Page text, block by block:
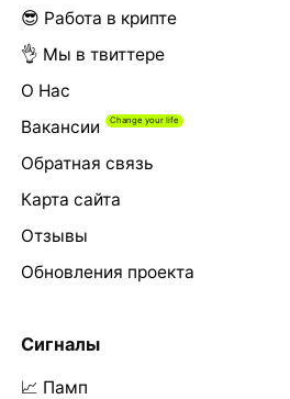
😎 Работа в крипте
👌 Мы в твиттере
О Нас
Вакансии
Обратная связь
Карта сайта
Отзывы
Обновления проекта
Сигналы
📈 Памп